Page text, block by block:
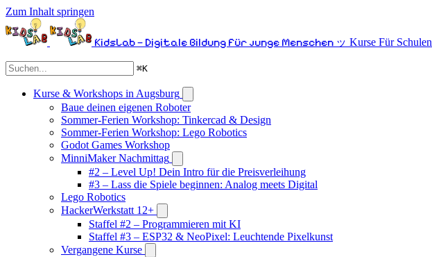
Zum Inhalt springen
KidsLab – Digitale Bildung für junge Menschen ッ Kurse Für Schulen
⌘K
Kurse & Workshops in Augsburg
Baue deinen eigenen Roboter
Sommer-Ferien Workshop: Tinkercad & Design
Sommer-Ferien Workshop: Lego Robotics
Godot Games Workshop
MinniMaker Nachmittag
#2 – Level Up! Dein Intro für die Preisverleihung
#3 – Lass die Spiele beginnen: Analog meets Digital
Lego Robotics
HackerWerkstatt 12+
Staffel #2 – Programmieren mit KI
Staffel #3 – ESP32 & NeoPixel: Leuchtende Pixelkunst
Vergangene Kurse